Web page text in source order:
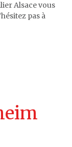
Alsace vous
pas à